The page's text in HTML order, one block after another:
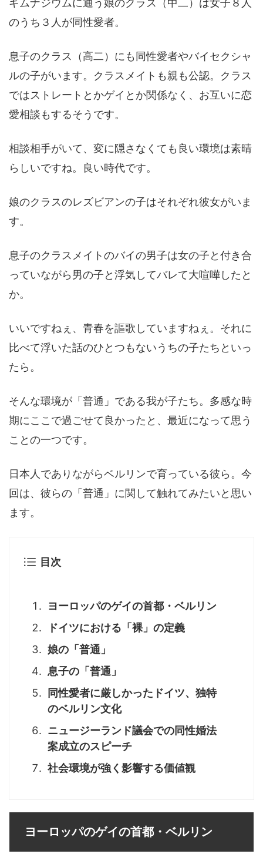
ギムナジウムに通う娘のクラス（中二）は女子８人
のうち３人が同性愛者。
息子のクラス（高二）にも同性愛者やバイセクシャ
ルの子がいます。クラスメイトも親も公認。クラス
ではストレートとかゲイとか関係なく、お互いに恋
愛相談もするそうです。
相談相手がいて、変に隠さなくても良い環境は素晴
らしいですね。良い時代です。
娘のクラスのレズビアンの子はそれぞれ彼女がいま
す。
息子のクラスメイトのバイの男子は女の子と付き合
っていながら男の子と浮気してバレて大喧嘩したと
か。
いいですねぇ、青春を謳歌していますねぇ。それに
比べて浮いた話のひとつもないうちの子たちといっ
たら。
そんな環境が「普通」である我が子たち。多感な時
期にここで過ごせて良かったと、最近になって思う
ことの一つです。
日本人でありながらベルリンで育っている彼ら。今
回は、彼らの「普通」に関して触れてみたいと思い
ます。
目次
ヨーロッパのゲイの首都・ベルリン
ドイツにおける「裸」の定義
娘の「普通」
息子の「普通」
同性愛者に厳しかったドイツ、独特
のベルリン文化
ニュージーランド議会での同性婚法
案成立のスピーチ
社会環境が強く影響する価値観
ヨーロッパのゲイの首都・ベルリン